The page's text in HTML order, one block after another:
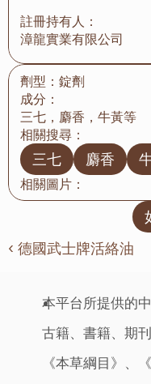
註冊持有人：
漳龍實業有限公司
劑型： 錠劑
成分：
三七，麝香，牛黃等
相關搜尋：
三七 麝香
相關圖片：
‹ 德國武士牌活絡油
本平台所提供的
古籍、書籍、期
《本草綱目》、